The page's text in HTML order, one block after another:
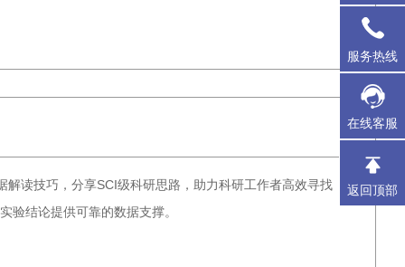
读技巧，分享SCI级科研思路，助力科研工作者高效寻找
验结论提供可靠的数据支撑。
服务热线
在线客服
返回顶部